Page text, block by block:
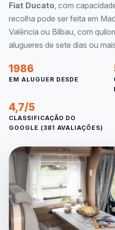
Fiat Ducato, com
recolha pode ser feita em
Valência ou Bilbau, com
alugueres de sete dias ou
1986
EM ALUGUER DESDE
4,7/5
CLASSIFICAÇÃO DO
GOOGLE (381 AVALIAÇÕES)